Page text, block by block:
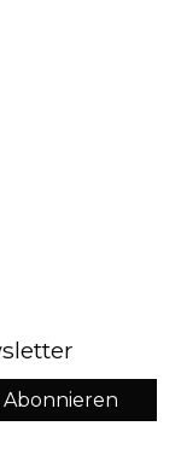
Abonnieren